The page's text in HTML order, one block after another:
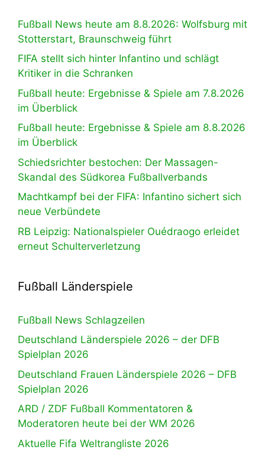
Fußball News heute am 8.8.2026: Wolfsburg mit
Stotterstart, Braunschweig führt
FIFA stellt sich hinter Infantino und schlägt
Kritiker in die Schranken
Fußball heute: Ergebnisse & Spiele am 7.8.2026
im Überblick
Fußball heute: Ergebnisse & Spiele am 8.8.2026
im Überblick
Schiedsrichter bestochen: Der Massagen-
Skandal des Südkorea Fußballverbands
Machtkampf bei der FIFA: Infantino sichert sich
neue Verbündete
RB Leipzig: Nationalspieler Ouédraogo erleidet
erneut Schulterverletzung
Fußball Länderspiele
Fußball News Schlagzeilen
Deutschland Länderspiele 2026 – der DFB
Spielplan 2026
Deutschland Frauen Länderspiele 2026 – DFB
Spielplan 2026
ARD / ZDF Fußball Kommentatoren &
Moderatoren heute bei der WM 2026
Aktuelle Fifa Weltrangliste 2026